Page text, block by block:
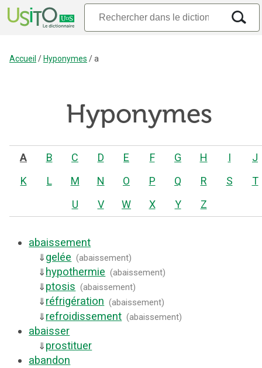
Accueil / Hyponymes /a
Hyponymes
A B C D E F G H I
J
K
L M N O P Q R S
T
U
V W X Y Z
abaissement
⇓ gelée (abaissement)
⇓ hypothermie (abaissement)
⇓ ptosis (abaissement)
⇓ réfrigération (abaissement)
⇓ refroidissement (abaissement)
abaisser
⇓ prostituer
abandon